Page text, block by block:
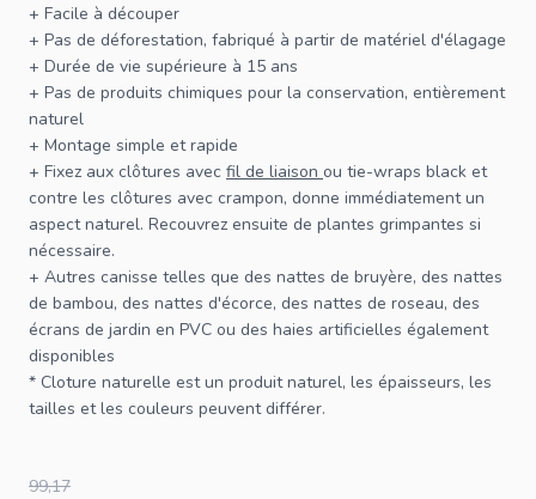
+ Facile à découper
+ Pas de déforestation, fabriqué à partir de matériel d'élagage
+ Durée de vie supérieure à 15 ans
+ Pas de produits chimiques pour la conservation, entièrement
naturel
+ Montage simple et rapide
+ Fixez aux clôtures avec fil de liaison ou tie-wraps black et
contre les clôtures avec crampon, donne immédiatement un
aspect naturel. Recouvrez ensuite de plantes grimpantes si
nécessaire.
+ Autres canisse telles que des nattes de bruyère, des nattes
de bambou, des nattes d'écorce, des nattes de roseau, des
écrans de jardin en PVC ou des haies artificielles également
disponibles
* Cloture naturelle est un produit naturel, les épaisseurs, les
tailles et les couleurs peuvent différer.
99,17